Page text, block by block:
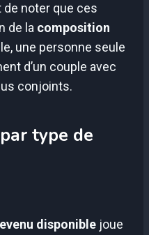
noter que ces
de la composition
une personne seule
d’un couple avec
conjoints.
type de
disponible joue